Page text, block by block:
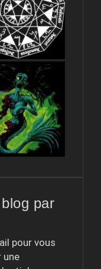
par
pour vous
une